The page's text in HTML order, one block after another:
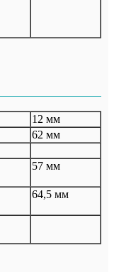
12 мм
62 мм
57 мм
64,5 мм